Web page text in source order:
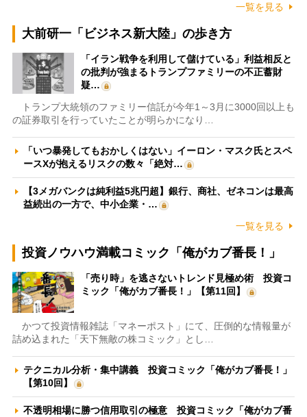
一覧を見る
大前研一「ビジネス新大陸」の歩き方
「イラン戦争を利用して儲けている」利益相反と
の批判が強まるトランプファミリーの不正蓄財
疑…
トランプ大統領のファミリー信託が今年1～3月に3000回以上も
の証券取引を行っていたことが明らかになり…
「いつ暴発してもおかしくはない」イーロン・マスク氏とスペ
ースXが抱えるリスクの数々「絶対…
【3メガバンクは純利益5兆円超】銀行、商社、ゼネコンは最高
益続出の一方で、中小企業・…
一覧を見る
投資ノウハウ満載コミック「俺がカブ番長！」
「売り時」を逃さないトレンド見極め術 投資コ
ミック「俺がカブ番長！」【第11回】
かつて投資情報雑誌「マネーポスト」にて、圧倒的な情報量が
詰め込まれた「天下無敵の株コミック」とし…
テクニカル分析・集中講義 投資コミック「俺がカブ番長！」
【第10回】
不透明相場に勝つ信用取引の極意 投資コミック「俺がカブ番